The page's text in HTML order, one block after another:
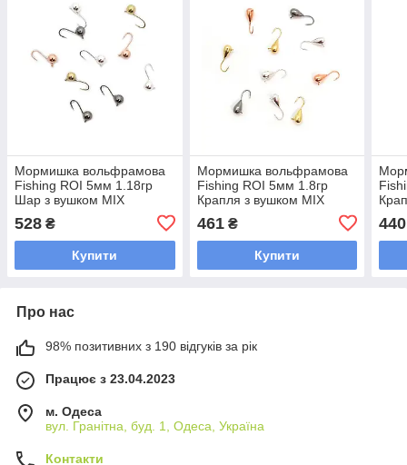
Мормишка вольфрамова
Fishing ROI 5мм 1.18гр
Шар з вушком MIX
(золотий, мідний, срібний,
чорний) (10 шт) (400-28-5)
528 ₴
Купити
Мормишка вольфрамова
Fishing ROI 5мм 1.8гр
Крапля з вушком MIX
(золотий, мідний, срібний,
чорний) (10 шт) (400-11-
05)
461₴
Купити
11-
440
Про нас
98% позитивних з 190 відгуків за рік
Працює з 23.04.2023
м. Одеса
вул. Гранітна, буд. 1, Одеса, Україна
Контакти